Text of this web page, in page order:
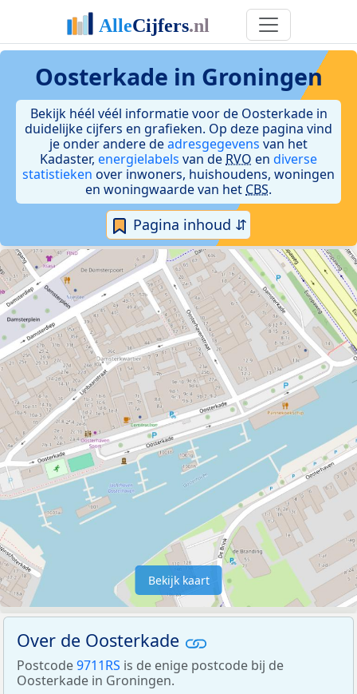
Oosterkade in Groningen
Bekijk héél véél informatie voor de Oosterkade in
duidelijke cijfers en grafieken. Op deze pagina vind
je onder andere deadresgegevens van het
Kadaster, energielabels van de RVO en diverse
statistieken over inwoners, huishoudens, woningen
en woningwaarde van het CBS.
Pagina inhoud ⇵
Bekijk kaart
Over de Oosterkade
Postcode9711RS is de enige postcode bij de
Oosterkade in Groningen.